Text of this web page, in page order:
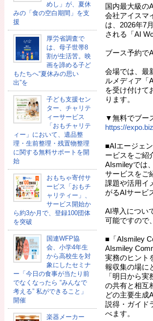
めし」が、夏休
みの「食の空白期間」を支
援
厚労省調査で
は、母子世帯8
割が生活苦。映
画を諦める子ど
もたちへ“夏休みの思い
出”を
子ども支援セン
ター、チャリテ
ィーサービス
「おもチャリテ
ィー」において、遺品整
理・生前整理・残置物整理
に関する無料サポートを開
始
おもちゃ寄付サ
ービス「おもチ
ャリティー」、
サービス開始か
ら約3か月で、登録100団体
を突破
国連WFP協
会、小学4年生
から高校生を対
象にしたセミナ
ー「今日の食事が当たり前
でなくなったら “みんなで
考える” 私ができること」
開催
楽器メーカー
国内最大級の
会社アイスマ
は、2026年7
される「AI
ブース予約で
会場では、最
ルメディア「
を受け付けて
ります。
▼無料でブー
https://
■AIエージェ
ービスをご紹
AIsmileyでは
サービスをご
課題や活用イ
がるAIサービ
AI導入につい
可能ですので
■「AIsmiley
AIsmiley
実務のヒント
報収集の場に
「明日から
の共有と相互
どの主要生成
説得・ガイド
べます。